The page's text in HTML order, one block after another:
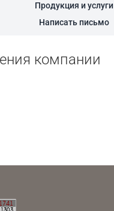
Продукция и услуги
Написать письмо
компании